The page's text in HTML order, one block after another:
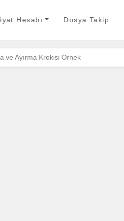
Hesabı Dosya Takip
ve Ayırma Krokisi Örnek